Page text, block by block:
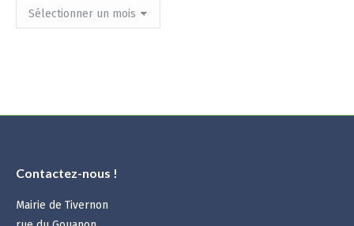
Archives
mensuelles
Contactez-nous !
Mairie de Tivernon